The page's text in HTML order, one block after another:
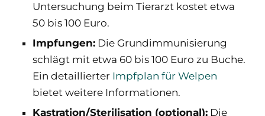
Untersuchung beim Tierarzt kostet etwa
50 bis 100 Euro.
Impfungen: Die Grundimmunisierung
schlägt mit etwa 60 bis 100 Euro zu Buche.
Ein detaillierter Impfplan für Welpen
bietet weitere Informationen.
Kastration/Sterilisation (optional): Die